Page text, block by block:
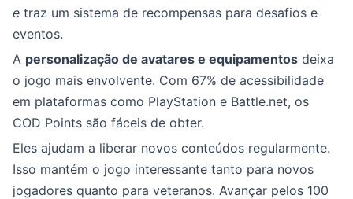
e traz um sistema de recompensas para desafios e
eventos.
A personalização de avatares e equipamentos deixa
o jogo mais envolvente. Com 67% de acessibilidade
em plataformas como PlayStation e Battle.net, os
COD Points são fáceis de obter.
Eles ajudam a liberar novos conteúdos regularmente.
Isso mantém o jogo interessante tanto para novos
jogadores quanto para veteranos. Avançar pelos 100